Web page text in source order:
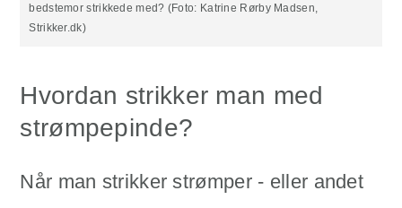
bedstemor strikkede med? (Foto: Katrine Rørby Madsen,
Strikker.dk)
Hvordan strikker man med
strømpepinde?
Når man strikker strømper - eller andet